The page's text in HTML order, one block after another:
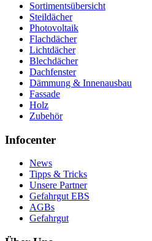
Sortimentsübersicht
Steildächer
Photovoltaik
Flachdächer
Lichtdächer
Blechdächer
Dachfenster
Dämmung & Innenausbau
Fassade
Holz
Zubehör
Infocenter
News
Tipps & Tricks
Unsere Partner
Gefahrgut EBS
AGBs
Gefahrgut